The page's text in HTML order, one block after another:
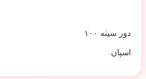
دور سینه ۱۰۰
اسپان